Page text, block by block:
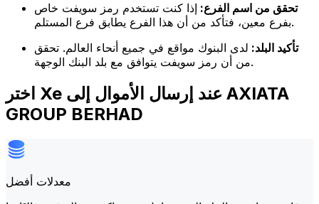
تحقق من اسم الفرع: إذا كنت تستخدم رمز سويفت خاص
بفرع معين، فتأكد من أن هذا الفرع يطابق فرع المستلم.
تأكيد البلد: لدى البنوك مواقع في جميع أنحاء العالم. تحقق
من أن رمز سويفت يتوافق مع بلد البنك الوجهة.
اختر Xe عند إرسال الأموال إلى AXIATA
GROUP BERHAD
معدلات أفضل